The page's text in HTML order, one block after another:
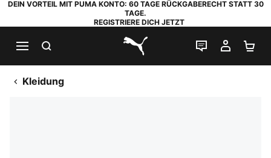
DEIN VORTEIL MIT PUMA KONTO: 60 TAGE RÜCKGABERECHT STATT 30
TAGE.
REGISTRIERE DICH JETZT
PUMA.com
LIVE-CHAT
MEIN
Kleidung